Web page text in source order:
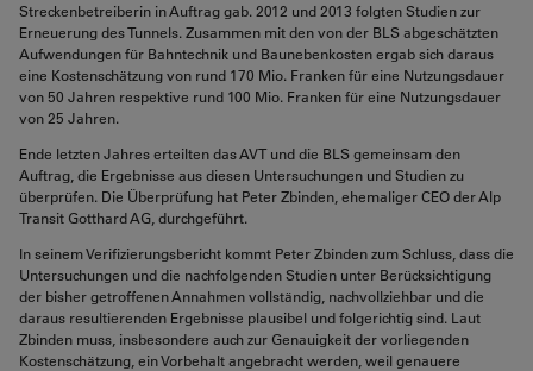
Streckenbetreiberin in Auftrag gab. 2012 und 2013 folgten Studien zur
Erneuerung des Tunnels. Zusammen mit den von der BLS abgeschätzten
Aufwendungen für Bahntechnik und Baunebenkosten ergab sich daraus
eine Kostenschätzung von rund 170 Mio. Franken für eine Nutzungsdauer
von 50 Jahren respektive rund 100 Mio. Franken für eine Nutzungsdauer
von 25 Jahren.
Ende letzten Jahres erteilten das AVT und die BLS gemeinsam den
Auftrag, die Ergebnisse aus diesen Untersuchungen und Studien zu
überprüfen. Die Überprüfung hat Peter Zbinden, ehemaliger CEO der Alp
Transit Gotthard AG, durchgeführt.
In seinem Verifizierungsbericht kommt Peter Zbinden zum Schluss, dass die
Untersuchungen und die nachfolgenden Studien unter Berücksichtigung
der bisher getroffenen Annahmen vollständig, nachvollziehbar und die
daraus resultierenden Ergebnisse plausibel und folgerichtig sind. Laut
Zbinden muss, insbesondere auch zur Genauigkeit der vorliegenden
Kostenschätzung, ein Vorbehalt angebracht werden, weil genauere